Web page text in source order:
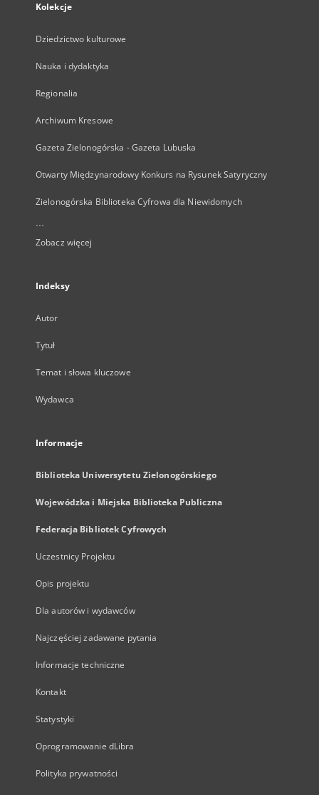
Kolekcje
Dziedzictwo kulturowe
Nauka i dydaktyka
Regionalia
Archiwum Kresowe
Gazeta Zielonogórska - Gazeta Lubuska
Otwarty Międzynarodowy Konkurs na Rysunek Satyryczny
Zielonogórska Biblioteka Cyfrowa dla Niewidomych
...
Zobacz więcej
Indeksy
Autor
Tytuł
Temat i słowa kluczowe
Wydawca
Informacje
Biblioteka Uniwersytetu Zielonogórskiego
Wojewódzka i Miejska Biblioteka Publiczna
Federacja Bibliotek Cyfrowych
Uczestnicy Projektu
Opis projektu
Dla autorów i wydawców
Najczęściej zadawane pytania
Informacje techniczne
Kontakt
Statystyki
Oprogramowanie dLibra
Polityka prywatności